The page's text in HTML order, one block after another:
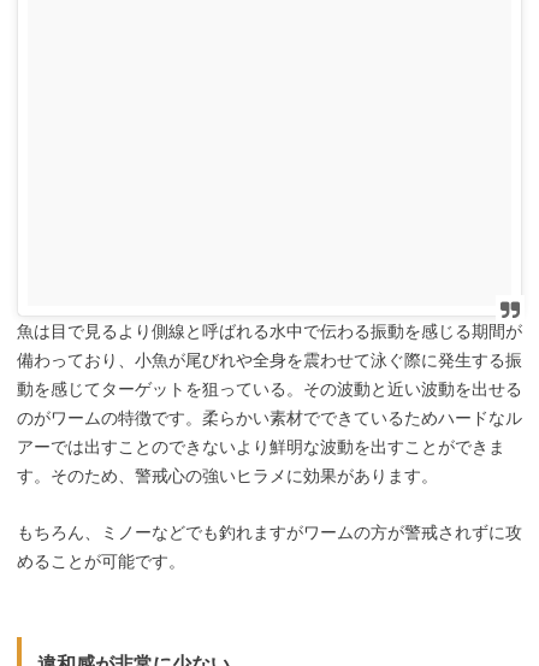
魚は目で見るより側線と呼ばれる水中で伝わる振動を感じる期間が
備わっており、小魚が尾びれや全身を震わせて泳ぐ際に発生する振
動を感じてターゲットを狙っている。その波動と近い波動を出せる
のがワームの特徴です。柔らかい素材でできているためハードなル
アーでは出すことのできないより鮮明な波動を出すことができま
す。そのため、警戒心の強いヒラメに効果があります。
もちろん、ミノーなどでも釣れますがワームの方が警戒されずに攻
めることが可能です。